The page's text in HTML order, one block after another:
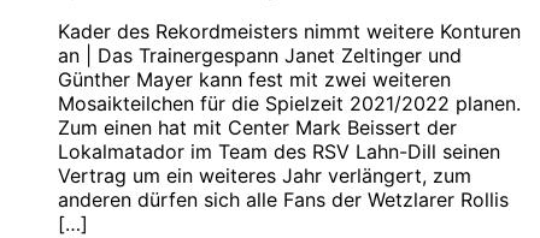
Kader des Rekordmeisters nimmt weitere Konturen
an | Das Trainergespann Janet Zeltinger und
Günther Mayer kann fest mit zwei weiteren
Mosaikteilchen für die Spielzeit 2021/2022 planen.
Zum einen hat mit Center Mark Beissert der
Lokalmatador im Team des RSV Lahn-Dill seinen
Vertrag um ein weiteres Jahr verlängert, zum
anderen dürfen sich alle Fans der Wetzlarer Rollis
[…]